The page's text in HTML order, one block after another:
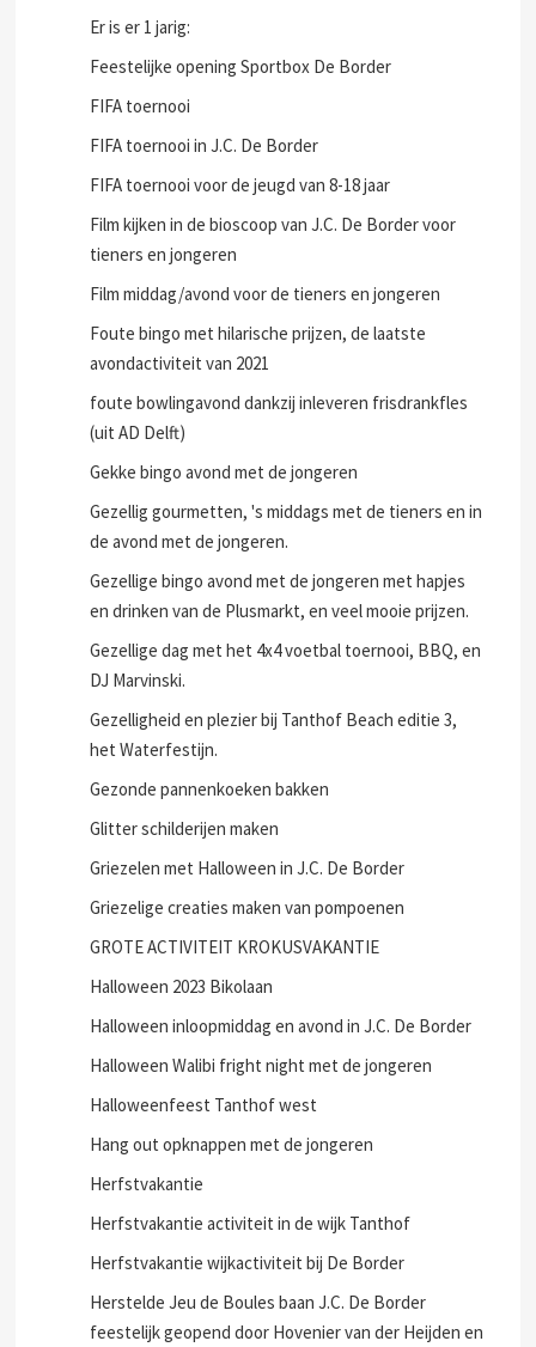
Er is er 1 jarig:
Feestelijke opening Sportbox De Border
FIFA toernooi
FIFA toernooi in J.C. De Border
FIFA toernooi voor de jeugd van 8-18 jaar
Film kijken in de bioscoop van J.C. De Border voor
tieners en jongeren
Film middag/avond voor de tieners en jongeren
Foute bingo met hilarische prijzen, de laatste
avondactiviteit van 2021
foute bowlingavond dankzij inleveren frisdrankfles
(uit AD Delft)
Gekke bingo avond met de jongeren
Gezellig gourmetten, 's middags met de tieners en in
de avond met de jongeren.
Gezellige bingo avond met de jongeren met hapjes
en drinken van de Plusmarkt, en veel mooie prijzen.
Gezellige dag met het 4x4 voetbal toernooi, BBQ, en
DJ Marvinski.
Gezelligheid en plezier bij Tanthof Beach editie 3,
het Waterfestijn.
Gezonde pannenkoeken bakken
Glitter schilderijen maken
Griezelen met Halloween in J.C. De Border
Griezelige creaties maken van pompoenen
GROTE ACTIVITEIT KROKUSVAKANTIE
Halloween 2023 Bikolaan
Halloween inloopmiddag en avond in J.C. De Border
Halloween Walibi fright night met de jongeren
Halloweenfeest Tanthof west
Hang out opknappen met de jongeren
Herfstvakantie
Herfstvakantie activiteit in de wijk Tanthof
Herfstvakantie wijkactiviteit bij De Border
Herstelde Jeu de Boules baan J.C. De Border
feestelijk geopend door Hovenier van der Heijden en